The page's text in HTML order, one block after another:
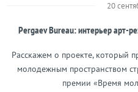
20
Pergaev Bureau: интерьер арт-
Расскажем о проекте, который
молодежным пространством
премии «Время